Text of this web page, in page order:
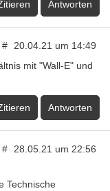
Antworten
# 20.04.21 um 14:49
mit "Wall-E" und
Antworten
# 28.05.21 um 22:56
Technische